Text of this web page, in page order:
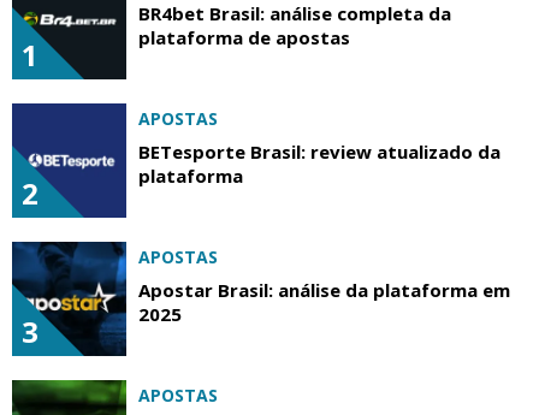
1
BR4bet Brasil: análise completa da
plataforma de apostas
2
APOSTAS
BETesporte Brasil: review atualizado da
plataforma
3
APOSTAS
Apostar Brasil: análise da plataforma em
2025
APOSTAS